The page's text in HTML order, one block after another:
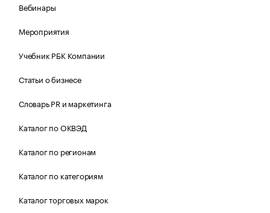
Вебинары
Мероприятия
Учебник РБК Компании
Статьи о бизнесе
Словарь PR и маркетинга
Каталог по ОКВЭД
Каталог по регионам
Каталог по категориям
Каталог торговых марок